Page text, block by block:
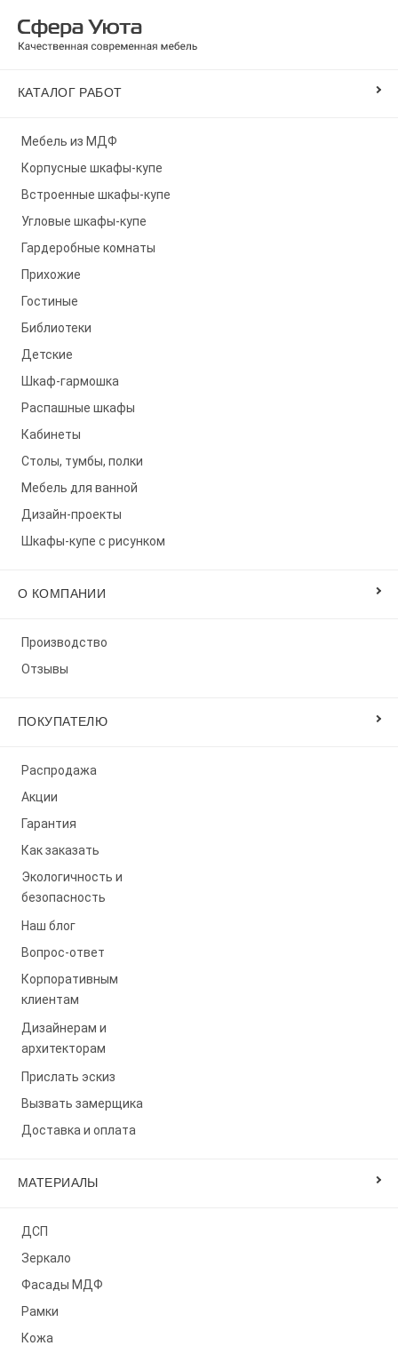
КАТАЛОГ РАБОТ
Мебель из МДФ
Корпусные шкафы-купе
Встроенные шкафы-купе
Угловые шкафы-купе
Гардеробные комнаты
Прихожие
Гостиные
Библиотеки
Детские
Шкаф-гармошка
Распашные шкафы
Кабинеты
Столы, тумбы, полки
Мебель для ванной
Дизайн-проекты
Шкафы-купе с рисунком
О КОМПАНИИ
Производство
Отзывы
ПОКУПАТЕЛЮ
Распродажа
Акции
Гарантия
Как заказать
Экологичность и
безопасность
Наш блог
Вопрос-ответ
Корпоративным
клиентам
Дизайнерам и
архитекторам
Прислать эскиз
Вызвать замерщика
Доставка и оплата
МАТЕРИАЛЫ
ДСП
Зеркало
Фасады МДФ
Рамки
Кожа